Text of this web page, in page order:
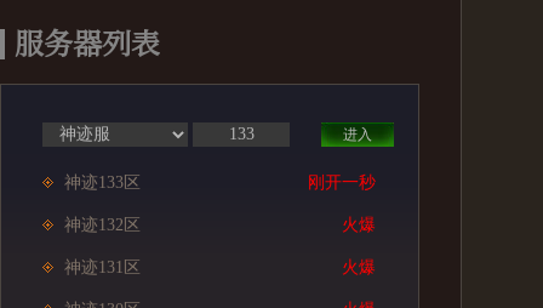
服务器列表
进入
神迹133区 刚开一秒
神迹132区 火爆
神迹131区 火爆